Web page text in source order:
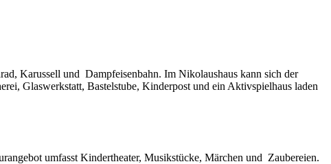
Karussell und Dampfeisenbahn. Im Nikolaushaus kann sich der
Glaswerkstatt, Bastelstube, Kinderpost und ein Aktivspielhaus laden
umfasst Kindertheater, Musikstücke, Märchen und Zaubereien.